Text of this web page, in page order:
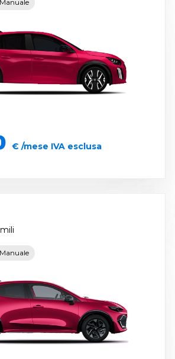
Manuale
€ /mese IVA esclusa
Manuale